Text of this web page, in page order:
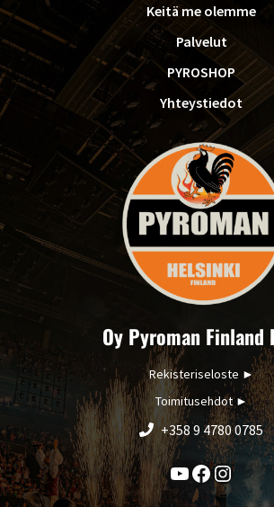
Keitä me olemme
Palvelut
PYROSHOP
Yhteystiedot
Oy Pyroman Finland
Rekisteriseloste ►
Toimitusehdot►
+358 9 4780 0785
YouTube Facebook Instagram